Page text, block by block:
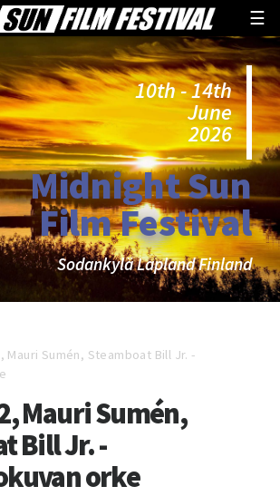
☰
10th - 14th
June
2026
Midnight Sun
Film Festival
Sodankylä Lapland Finland
Mauri Sumén, Steamboat Bill Jr. -
Mauri Sumén,
Bill Jr. -
orke